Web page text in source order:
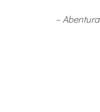
– Abentura